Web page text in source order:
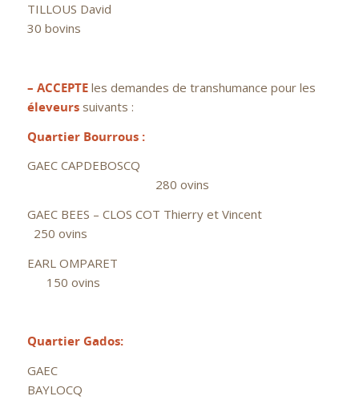
TILLOUS David
30 bovins
– ACCEPTEles demandes de transhumance pour les
éleveurssuivants :
Quartier Bourrous :
GAEC CAPDEBOSCQ
280 ovins
GAEC BEES – CLOS COT Thierry et Vincent
250 ovins
EARL OMPARET
150 ovins
Quartier Gados:
GAEC
BAYLOCQ